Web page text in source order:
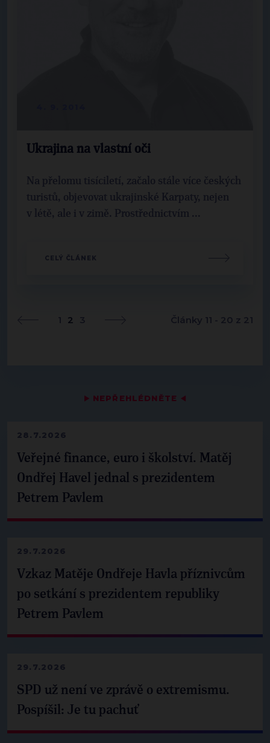
▶ NEPŘEHLÉDNĚTE ◀
28.7.2026
Veřejné finance, euro i školství. Matěj
Ondřej Havel jednal s prezidentem
Petrem Pavlem
29.7.2026
Vzkaz Matěje Ondřeje Havla příznivcům
po setkání s prezidentem republiky
Petrem Pavlem
29.7.2026
SPD už není ve zprávě o extremismu.
Pospíšil: Je tu pachuť
Ukrajina na vlastní oči
Na přelomu tisíciletí, začalo stále více českých
turistů, objevovat ukrajinské Karpaty, nejen
v létě, ale i v zimě. Prostřednictvím ...
CELÝ ČLÁNEK
1 2 3 Články 11 - 20 z 21